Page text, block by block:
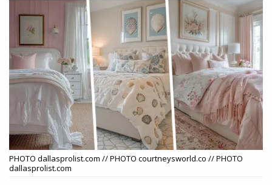
PHOTO dallasprolist.com // PHOTO courtneysworld.co // PHOTO
dallasprolist.com